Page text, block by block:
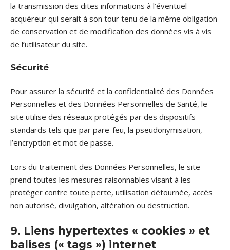
la transmission des dites informations à l’éventuel
acquéreur qui serait à son tour tenu de la même obligation
de conservation et de modification des données vis à vis
de l’utilisateur du site.
Sécurité
Pour assurer la sécurité et la confidentialité des Données
Personnelles et des Données Personnelles de Santé, le
site utilise des réseaux protégés par des dispositifs
standards tels que par pare-feu, la pseudonymisation,
l’encryption et mot de passe.
Lors du traitement des Données Personnelles, le site
prend toutes les mesures raisonnables visant à les
protéger contre toute perte, utilisation détournée, accès
non autorisé, divulgation, altération ou destruction.
9. Liens hypertextes « cookies » et
balises (« tags ») internet